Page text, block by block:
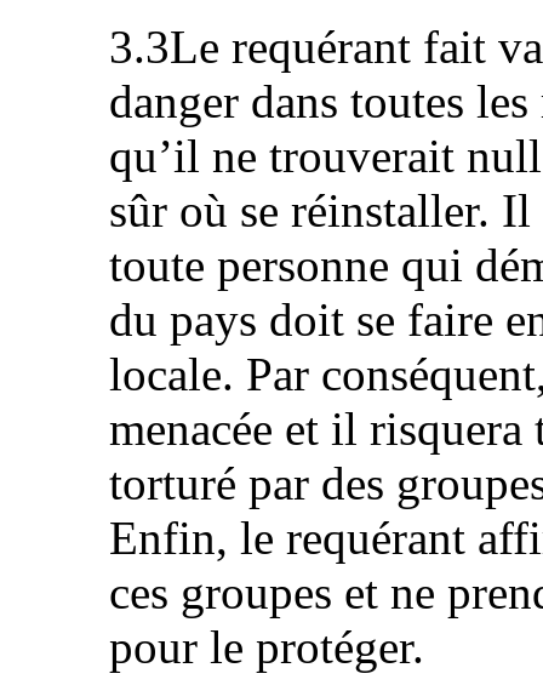
3.3Le requérant fait
danger dans toutes
qu’il ne trouverait
sûr où se réinstaller.
toute personne qui
du pays doit se faire
locale. Par
menacée et il risquera
torturé par des
Enfin, le requérant
ces groupes et ne
pour le protéger.